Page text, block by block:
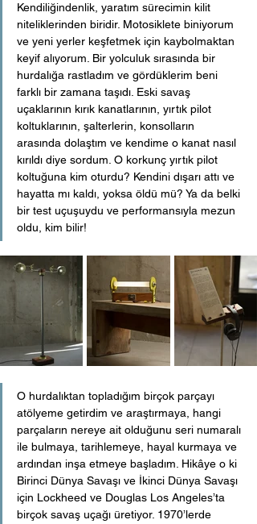
Kendiliğindenlik, yaratım sürecimin kilit
niteliklerinden biridir. Motosiklete biniyorum
ve yeni yerler keşfetmek için kaybolmaktan
keyif alıyorum. Bir yolculuk sırasında bir
hurdalığa rastladım ve gördüklerim beni
farklı bir zamana taşıdı. Eski savaş
uçaklarının kırık kanatlarının, yırtık pilot
koltuklarının, şalterlerin, konsolların
arasında dolaştım ve kendime o kanat nasıl
kırıldı diye sordum. O korkunç yırtık pilot
koltuğuna kim oturdu? Kendini dışarı attı ve
hayatta mı kaldı, yoksa öldü mü? Ya da belki
bir test uçuşuydu ve performansıyla mezun
oldu, kim bilir!
O hurdalıktan topladığım birçok parçayı
atölyeme getirdim ve araştırmaya, hangi
parçaların nereye ait olduğunu seri numaralı
ile bulmaya, tarihlemeye, hayal kurmaya ve
ardından inşa etmeye başladım. Hikâye o ki
Birinci Dünya Savaşı ve İkinci Dünya Savaşı
için Lockheed ve Douglas Los Angeles’ta
birçok savaş uçağı üretiyor. 1970’lerde